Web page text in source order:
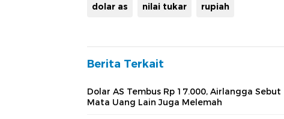
dolar as nilai tukar rupiah
Berita Terkait
Dolar AS Tembus Rp 17.000, Airlangga Sebut
Mata Uang Lain Juga Melemah